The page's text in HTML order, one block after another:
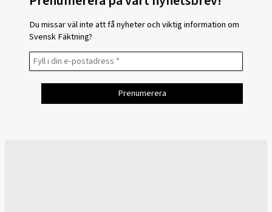
Du missar väl inte att få nyheter och viktig information om
Svensk Fäktning?